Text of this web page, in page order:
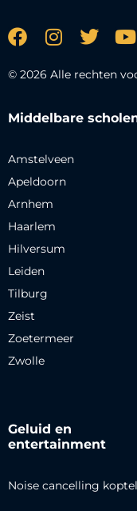
© 2026 Alle rechten
Middelbare
Amstelveen
Apeldoorn
Arnhem
Haarlem
Hilversum
Leiden
Tilburg
Zeist
Zoetermeer
Zwolle
Geluid en
entertainment
Noise cancelling